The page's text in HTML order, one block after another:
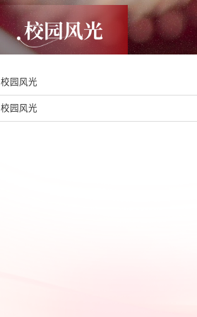
校园风光
校园风光
校园风光